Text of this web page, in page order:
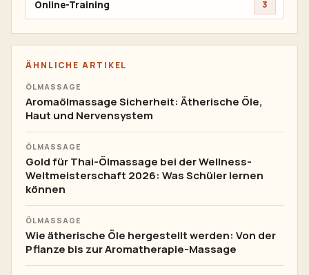
Online-Training 3
ÄHNLICHE ARTIKEL
ÖLMASSAGE
Aromaölmassage Sicherheit: Ätherische Öle,
Haut und Nervensystem
ÖLMASSAGE
Gold für Thai-Ölmassage bei der Wellness-
Weltmeisterschaft 2026: Was Schüler lernen
können
ÖLMASSAGE
Wie ätherische Öle hergestellt werden: Von der
Pflanze bis zur Aromatherapie-Massage